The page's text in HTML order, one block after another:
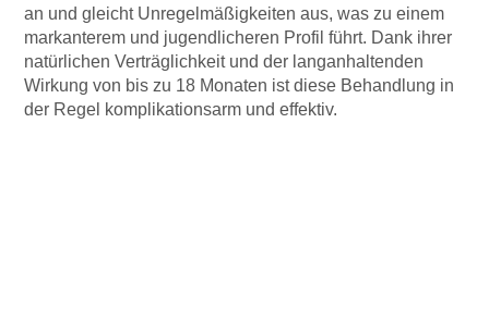
an und gleicht Unregelmäßigkeiten aus, was zu einem
markanterem und jugendlicheren Profil führt. Dank ihrer
natürlichen Verträglichkeit und der langanhaltenden
Wirkung von bis zu 18 Monaten ist diese Behandlung in
der Regel komplikationsarm und effektiv.